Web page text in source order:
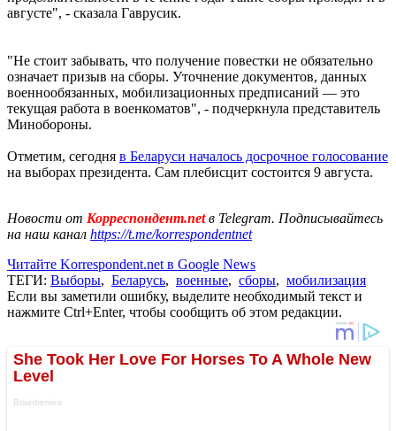
августе", - сказала Гаврусик.
"Не стоит забывать, что получение повестки не обязательно
означает призыв на сборы. Уточнение документов, данных
военнообязанных, мобилизационных предписаний — это
текущая работа в военкоматов", - подчеркнула представитель
Минобороны.
Отметим, сегодня в Беларуси началось досрочное голосование
на выборах президента. Сам плебисцит состоится 9 августа.
Новости от Корреспондент.netв Telegram. Подписывайтесь
на наш канал https://t.me/korrespondentnet
Читайте Korrespondent.net в Google News
ТЕГИ: Выборы, Беларусь, военные, сборы, мобилизация
Если вы заметили ошибку, выделите необходимый текст и
нажмите Ctrl+Enter, чтобы сообщить об этом редакции.